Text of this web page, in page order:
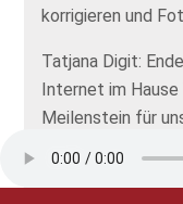
korrigieren und
Tatjana Digit:
Internet im
Meilenstein für
Vincenz